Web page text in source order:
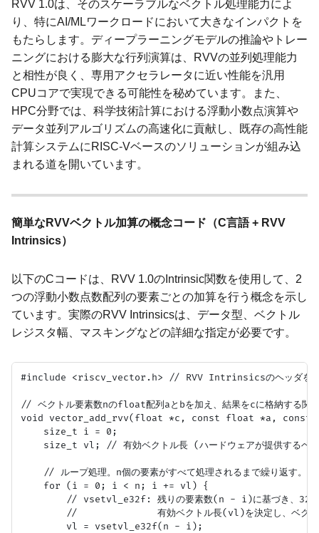
RVV 1.0は、そのスケーラブルなベクトル処理能力によ
り、特にAI/MLワークロードにおいて大きなインパクトを
もたらします。ディープラーニングモデルの推論やトレー
ニングにおける膨大な行列演算は、RVVの並列処理能力
と相性が良く、専用アクセラレータに近い性能を汎用
CPUコアで実現できる可能性を秘めています。また、
HPC分野では、科学技術計算における浮動小数点演算や
データ並列アルゴリズムの高速化に貢献し、既存の高性能
計算システムにRISC-Vベースのソリューションが組み込
まれる道を開いています。
簡単なRVVベクトル加算の概念コード（C言語 + RVV
Intrinsics）
以下のCコードは、RVV 1.0のIntrinsic関数を使用して、2
つの浮動小数点数配列の要素ごとの加算を行う概念を示し
ています。実際のRVV Intrinsicsは、データ型、ベクトル
レジスタ幅、マスキングなどの詳細な指定が必要です。
#include <riscv_vector.h> // RVV Intrinsicsのヘッダを
// ベクトル要素数nのfloat配列aとbを加え、結果をcに格納する関
void vector_add_rvv(float *c, const float *a,
    size_t i = 0;
size_t vl; // 有効ベクトル長 (ハードウェアが提供するベ
    // ループ処理。n個の要素がすべて処理されるまで繰り返す。
    for (i = 0; i < n; i += vl) {
// vsetvl_e32f: 残りの要素数(n - i)に基づき、32ビ
//              有効ベクトル長(vl)を決定し、ベクト
        vl = vsetvl_e32f(n - i);